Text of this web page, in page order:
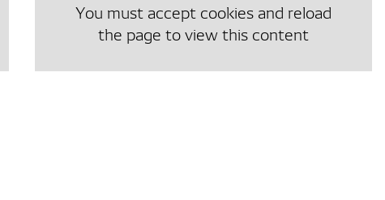
You must accept cookies and reload
the page to view this content